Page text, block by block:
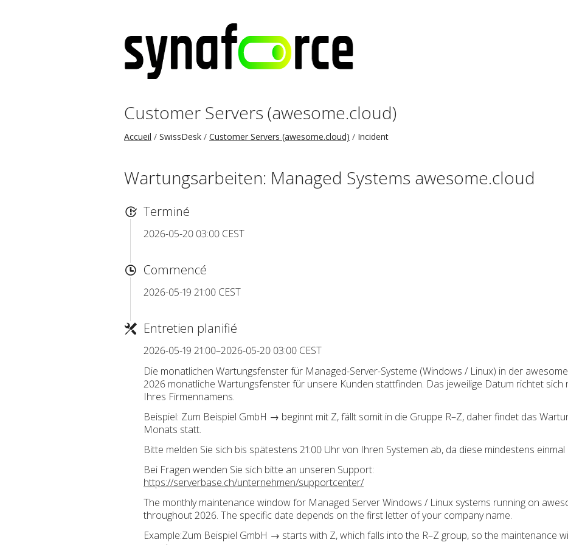
Customer Servers (awesome.cloud)
Accueil SwissDesk Customer Servers (awesome.cloud) Incident
Wartungsarbeiten: Managed Systems awesome.cloud
Terminé
2026-05-20 03:00 CEST
Commencé
2026-05-19 21:00 CEST
Entretien planifié
2026-05-19 21:00–2026-05-20 03:00 CEST
Die monatlichen Wartungsfenster für Managed-Server-Systeme (Windows / Linux) in der
2026 monatliche Wartungsfenster für unsere Kunden stattfinden. Das jeweilige Datum richtet
Ihres Firmennamens.
Beispiel: Zum Beispiel GmbH → beginnt mit Z, fällt somit in die Gruppe R–Z, daher findet das
Monats statt.
Bitte melden Sie sich bis spätestens 21:00 Uhr von Ihren Systemen ab, da diese mindestens
Bei Fragen wenden Sie sich bitte an unseren Support:
https://serverbase.ch/unternehmen/supportcenter/
The monthly maintenance window for Managed Server Windows / Linux systems running on
throughout 2026. The specific date depends on the first letter of your company name.
Example:Zum Beispiel GmbH → starts with Z, which falls into the R–Z group, so the maintenance